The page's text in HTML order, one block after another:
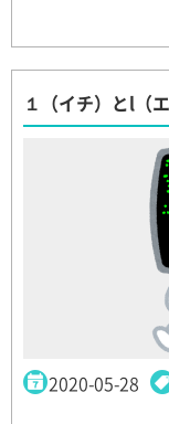
１（イチ）とl（
2020-05-28